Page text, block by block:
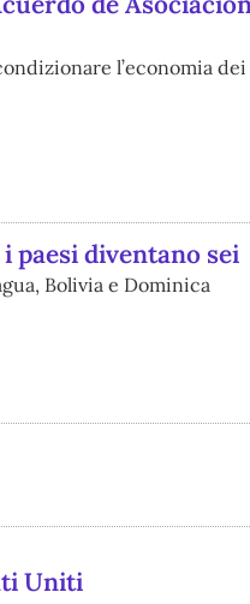
l’economia dei
paesi diventano sei
Bolivia e Dominica
Uniti